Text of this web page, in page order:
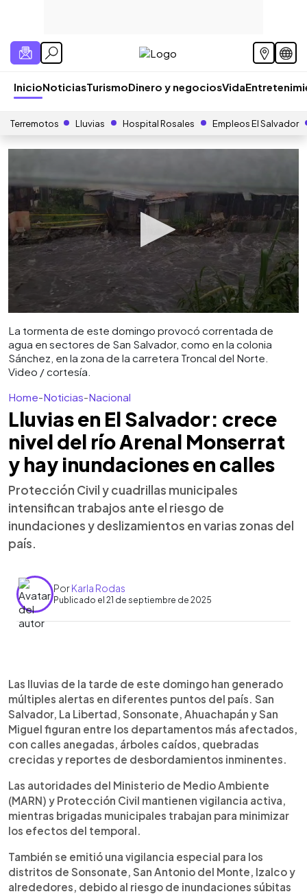
InicioNoticiasTurismoDinero y negociosVida
Terremotos Lluvias Hospital Rosales Empleos El Salvador
La tormenta de este domingo provocó correntada de
agua en sectores de San Salvador, como en la colonia
Sánchez, en la zona de la carretera Troncal del Norte.
Video / cortesía.
Home-Noticias-Nacional
Lluvias en El Salvador: crece
nivel del río Arenal Monserrat
y hay inundaciones en calles
Protección Civil y cuadrillas municipales
intensifican trabajos ante el riesgo de
inundaciones y deslizamientos en varias zonas del
país.
PorKarla Rodas
Publicado el 21 de septiembre de 2025
► Escuchar artículo
Las lluvias de este sábado en El Salvador han
provocado inundaciones, crecidas de ríos y
afectaciones en varios puntos del país. El río
Arenal Monserrat, en San Salvador, alcanzó los
5.38 metros con tendencia a incrementar,
mientras que se cerró el paso en calle La Sabana
por el desborde de una quebrada. También hay
vigilancia por posibles inundaciones súbitas en
Sonsonate, Izalco y San Antonio del Monte.
Equipos municipales trabajan en limpieza de
tragantes en la Zona Rosa. Protección Civil
mantiene alerta verde y recomienda precaución,
especialmente en zonas de riesgo, y estar
atentos a canales oficiales de información
climática.
Las lluvias de la tarde de este domingo han generado
múltiples alertas en diferentes puntos del país. San
Salvador, La Libertad, Sonsonate, Ahuachapán y San
Miguel figuran entre los departamentos más afectados,
con calles anegadas, árboles caídos, quebradas
crecidas y reportes de desbordamientos inminentes.
Las autoridades del Ministerio de Medio Ambiente
(MARN) y Protección Civil mantienen vigilancia activa,
mientras brigadas municipales trabajan para minimizar
los efectos del temporal.
También se emitió una vigilancia especial para los
distritos de Sonsonate, San Antonio del Monte, Izalco y
alrededores, debido al riesgo de inundaciones súbitas